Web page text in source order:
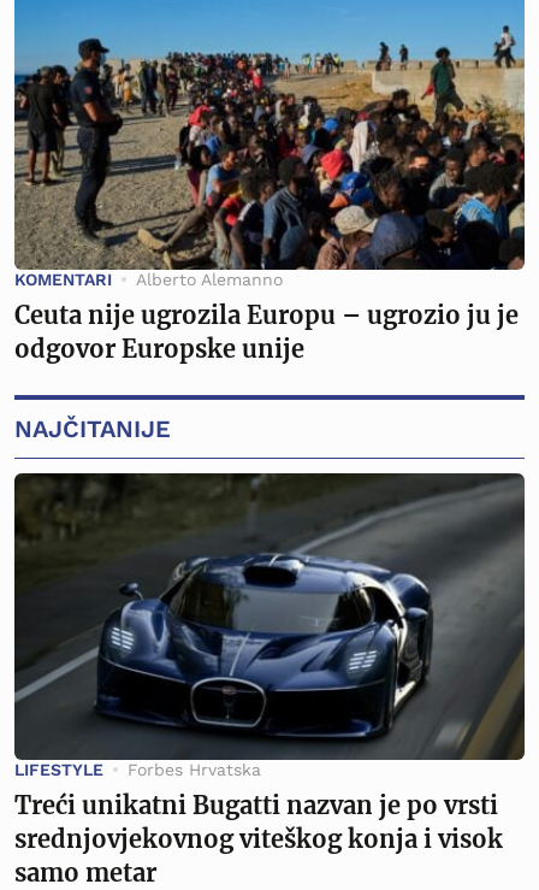
KOMENTARI Alberto Alemanno
Ceuta nije ugrozila Europu – ugrozio ju je
odgovor Europske unije
NAJČITANIJE
LIFESTYLE Forbes Hrvatska
Treći unikatni Bugatti nazvan je po vrsti
srednjovjekovnog viteškog konja i visok
samo metar